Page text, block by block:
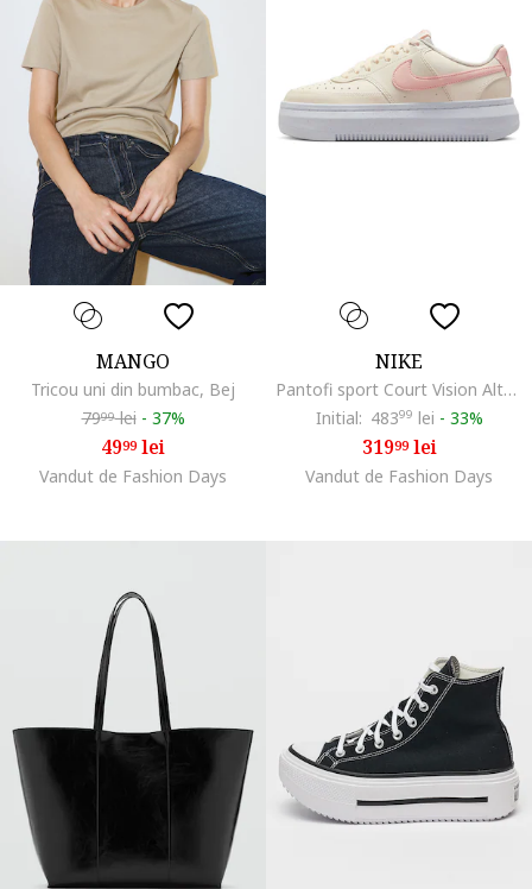
MANGO
Tricou uni din bumbac, Bej
7999lei - 37%
4999lei
Vandut de Fashion Days
NIKE
Pantofi sport Court Vision Alta din piele si piele ecologica, Roz deschis/Crem
Initial: 48399 lei - 33%
31999lei
Vandut de Fashion Days